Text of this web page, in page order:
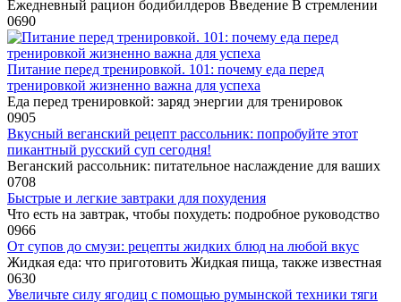
Ежедневный рацион бодибилдеров Введение В стремлении
0690
Питание перед тренировкой. 101: почему еда перед
тренировкой жизненно важна для успеха
Еда перед тренировкой: заряд энергии для тренировок
0905
Вкусный веганский рецепт рассольник: попробуйте этот
пикантный русский суп сегодня!
Веганский рассольник: питательное наслаждение для ваших
0708
Быстрые и легкие завтраки для похудения
Что есть на завтрак, чтобы похудеть: подробное руководство
0966
От супов до смузи: рецепты жидких блюд на любой вкус
Жидкая еда: что приготовить Жидкая пища, также известная
0630
Увеличьте силу ягодиц с помощью румынской техники тяги